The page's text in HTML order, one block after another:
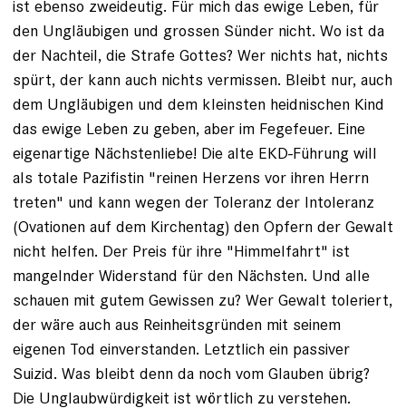
ist ebenso zweideutig. Für mich das ewige Leben, für
den Ungläubigen und grossen Sünder nicht. Wo ist da
der Nachteil, die Strafe Gottes? Wer nichts hat, nichts
spürt, der kann auch nichts vermissen. Bleibt nur, auch
dem Ungläubigen und dem kleinsten heidnischen Kind
das ewige Leben zu geben, aber im Fegefeuer. Eine
eigenartige Nächstenliebe! Die alte EKD-Führung will
als totale Pazifistin "reinen Herzens vor ihren Herrn
treten" und kann wegen der Toleranz der Intoleranz
(Ovationen auf dem Kirchentag) den Opfern der Gewalt
nicht helfen. Der Preis für ihre "Himmelfahrt" ist
mangelnder Widerstand für den Nächsten. Und alle
schauen mit gutem Gewissen zu? Wer Gewalt toleriert,
der wäre auch aus Reinheitsgründen mit seinem
eigenen Tod einverstanden. Letztlich ein passiver
Suizid. Was bleibt denn da noch vom Glauben übrig?
Die Unglaubwürdigkeit ist wörtlich zu verstehen.